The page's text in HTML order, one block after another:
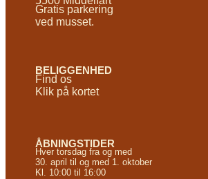
Gratis parkering
ved musset.
BELIGGENHED
Find os
Klik på kortet
ÅBNINGSTIDER
Hver torsdag fra og med
30. april til og med 1. oktober
Kl. 10:00 til 16:00